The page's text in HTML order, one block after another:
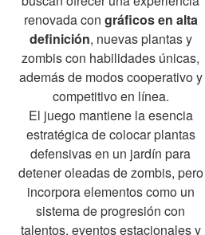
renovada con gráficos en alta
definición, nuevas plantas y
zombis con habilidades únicas,
además de modos cooperativo y
competitivo en línea.
El juego mantiene la esencia
estratégica de colocar plantas
defensivas en un jardín para
detener oleadas de zombis, pero
incorpora elementos como un
sistema de progresión con
talentos, eventos estacionales y